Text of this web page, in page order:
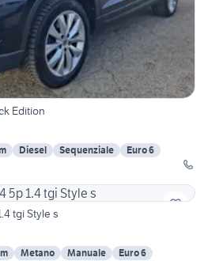
Edition
Diesel Sequenziale
Euro 6
tgi Style s
Metano Manuale Euro 6